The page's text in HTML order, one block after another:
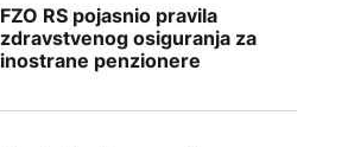
FZO RS pojasnio pravila
zdravstvenog osiguranja za
inostrane penzionere